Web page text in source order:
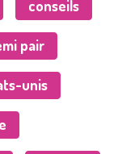
conseils
pair
unis